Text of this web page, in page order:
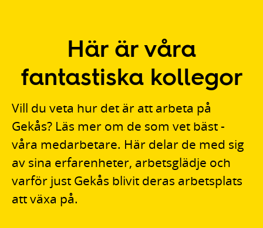
Här är våra
fantastiska kollegor
Vill du veta hur det är att arbeta på
Gekås? Läs mer om de som vet bäst -
våra medarbetare. Här delar de med sig
av sina erfarenheter, arbetsglädje och
varför just Gekås blivit deras arbetsplats
att växa på.